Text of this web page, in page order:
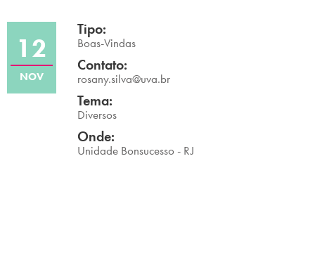
Atendimento (21) 2574 8888
Conclua sua Matrícula
INSCREVA-SE
12
NOV
Tipo:
Boas-Vindas
Contato:
rosany.silva@uva.br
Tema:
Diversos
Onde:
Unidade Bonsucesso - RJ